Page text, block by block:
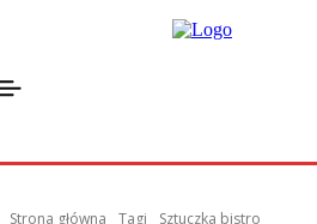
Strona główna Tagi Sztuczka bistro